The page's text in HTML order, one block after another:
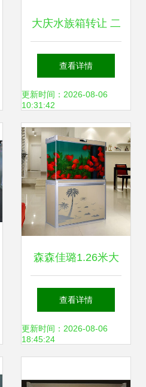
大庆水族箱转让 二
手鱼缸与宠物用品
精选指南
查看详情
更新时间：2026-08-06
10:31:42
森森佳璐1.26米大
型底滤生态缸 家庭
水景的豪华之选
查看详情
更新时间：2026-08-06
18:45:24